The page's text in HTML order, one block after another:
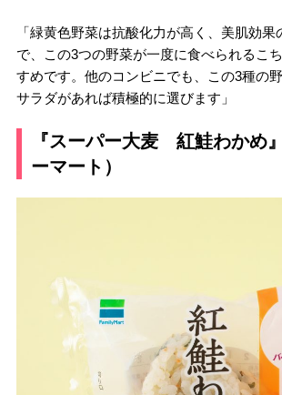
「緑黄色野菜は抗酸化力が高く、美肌効
で、この3つの野菜が一度に食べられるこ
すめです。他のコンビニでも、この3種の
サラダがあれば積極的に選びます」
『スーパー大麦 紅鮭わかめ
ーマート）